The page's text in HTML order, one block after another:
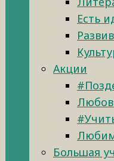
Есть
Акции
Большая